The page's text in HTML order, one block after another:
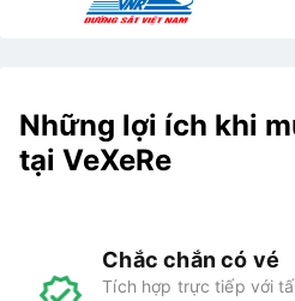
Những lợi ích khi
tại VeXeRe
Chắc chắn có vé
Tích hợp trực tiếp với